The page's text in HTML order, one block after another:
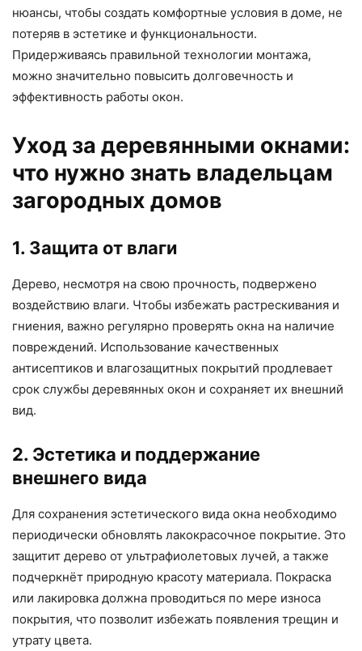
нюансы, чтобы создать комфортные условия в доме, не
потеряв в эстетике и функциональности.
Придерживаясь правильной технологии монтажа,
можно значительно повысить долговечность и
эффективность работы окон.
Уход за деревянными окнами:
что нужно знать владельцам
загородных домов
1. Защита от влаги
Дерево, несмотря на свою прочность, подвержено
воздействию влаги. Чтобы избежать растрескивания и
гниения, важно регулярно проверять окна на наличие
повреждений. Использование качественных
антисептиков и влагозащитных покрытий продлевает
срок службы деревянных окон и сохраняет их внешний
вид.
2. Эстетика и поддержание
внешнего вида
Для сохранения эстетического вида окна необходимо
периодически обновлять лакокрасочное покрытие. Это
защитит дерево от ультрафиолетовых лучей, а также
подчеркнёт природную красоту материала. Покраска
или лакировка должна проводиться по мере износа
покрытия, что позволит избежать появления трещин и
утрату цвета.